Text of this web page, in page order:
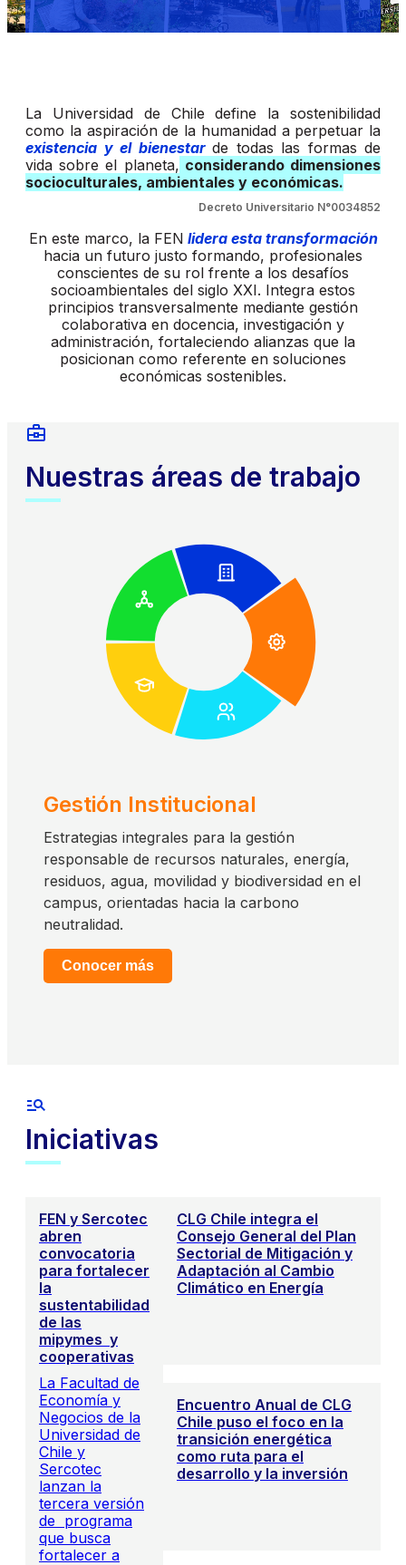
La Universidad de Chile define la sostenibilidad
como la aspiración de la humanidad a perpetuar la
existencia y el bienestar de todas las formas de
vida sobre el planeta, considerando dimensiones
socioculturales, ambientales y económicas.
Decreto Universitario N°0034852
En este marco, la FEN lidera esta transformación
hacia un futuro justo formando, profesionales
conscientes de su rol frente a los desafíos
socioambientales del siglo XXI. Integra estos
principios transversalmente mediante gestión
colaborativa en docencia, investigación y
administración, fortaleciendo alianzas que la
posicionan como referente en soluciones
económicas sostenibles.
Nuestras áreas de trabajo
Gestión Institucional
Estrategias integrales para la gestión
responsable de recursos naturales, energía,
residuos, agua, movilidad y biodiversidad en el
campus, orientadas hacia la carbono
neutralidad.
Conocer más
Iniciativas
FEN y Sercotec
abren
convocatoria
para fortalecer
la
sustentabilidad
de las
mipymes y
cooperativas
La Facultad de
Economía y
Negocios de la
Universidad de
Chile y
Sercotec
lanzan la
tercera versión
de programa
que busca
fortalecer a
CLG Chile integra el
Consejo General del Plan
Sectorial de Mitigación y
Adaptación al Cambio
Climático en Energía
Encuentro Anual de CLG
Chile puso el foco en la
transición energética
como ruta para el
desarrollo y la inversión